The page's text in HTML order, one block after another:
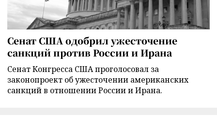
Сенат США одобрил ужесточение
санкций против России и Ирана
Сенат Конгресса США проголосовал за
законопроект об ужесточении американских
санкций в отношении России и Ирана.